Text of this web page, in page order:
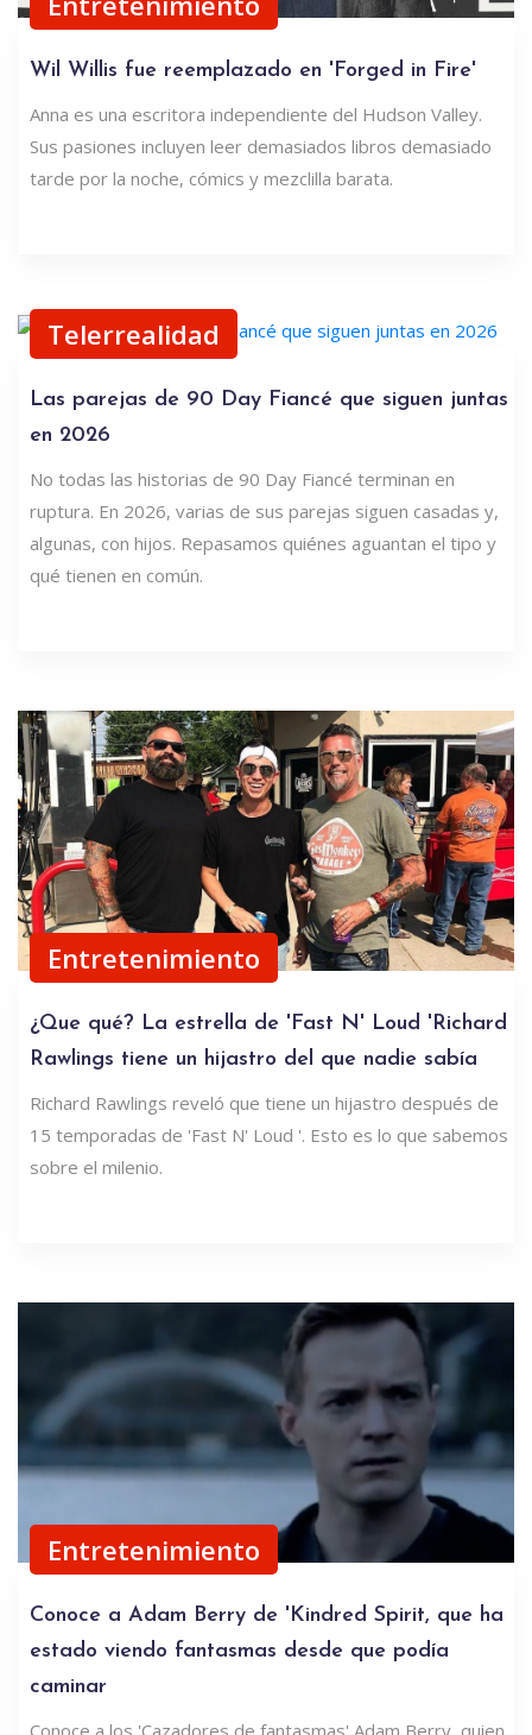
Wil Willis fue reemplazado en 'Forged in Fire'
Anna es una escritora independiente del Hudson Valley.
Sus pasiones incluyen leer demasiados libros demasiado
tarde por la noche, cómics y mezclilla barata.
Telerrealidad
Las parejas de 90 Day Fiancé que siguen juntas
en 2026
No todas las historias de 90 Day Fiancé terminan en
ruptura. En 2026, varias de sus parejas siguen casadas y,
algunas, con hijos. Repasamos quiénes aguantan el tipo y
qué tienen en común.
Entretenimiento
¿Que qué? La estrella de 'Fast N' Loud 'Richard
Rawlings tiene un hijastro del que nadie sabía
Richard Rawlings reveló que tiene un hijastro después de
15 temporadas de 'Fast N' Loud '. Esto es lo que sabemos
sobre el milenio.
Entretenimiento
Conoce a Adam Berry de 'Kindred Spirit, que ha
estado viendo fantasmas desde que podía
caminar
Conoce a los 'Cazadores de fantasmas' Adam Berry, quien